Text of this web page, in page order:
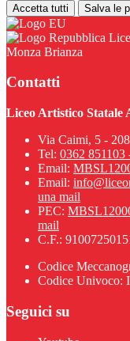
Accetta tutti Salva le
Monza Brianza
Contatti
Liceo Artistico Statale
Via Caimi, 5 -
Tel: 0362 851103
Email:
Email:
una mail
PEC:
mail
C.F.:
Codice
Codice Univoco:
Seguici su